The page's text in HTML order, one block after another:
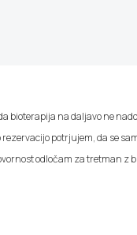
bioterapija na daljavo ne
potrjujem, da se
odločam za tretman z